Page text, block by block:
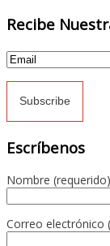
Recibe
Escríbenos
Nombre (requerido)
Correo electrónico